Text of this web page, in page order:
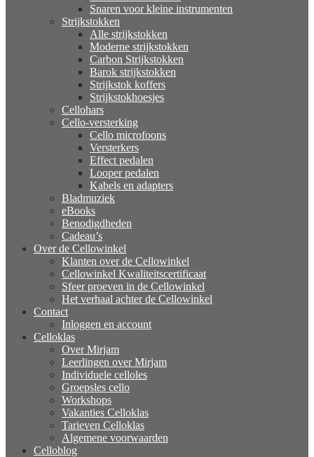
Snaren voor kleine instrumenten
Strijkstokken
Alle strijkstokken
Moderne strijkstokken
Carbon Strijkstokken
Barok strijkstokken
Strijkstok koffers
Strijkstokhoesjes
Cellohars
Cello-versterking
Cello microfoons
Versterkers
Effect pedalen
Looper pedalen
Kabels en adapters
Bladmuziek
eBooks
Benodigdheden
Cadeau’s
Over de Cellowinkel
Klanten over de Cellowinkel
Cellowinkel Kwaliteitscertificaat
Sfeer proeven in de Cellowinkel
Het verhaal achter de Cellowinkel
Contact
Inloggen en account
Celloklas
Over Mirjam
Leerlingen over Mirjam
Individuele celloles
Groepsles cello
Workshops
Vakanties Celloklas
Tarieven Celloklas
Algemene voorwaarden
Celloblog